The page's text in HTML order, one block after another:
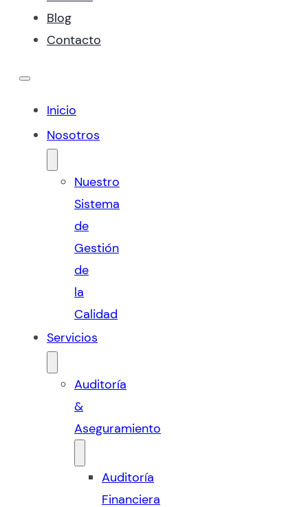
Blog
Contacto
Inicio
Nosotros
Nuestro
Sistema
de
Gestión
de
la
Calidad
Servicios
Auditoría
&
Aseguramiento
Auditoría
Financiera